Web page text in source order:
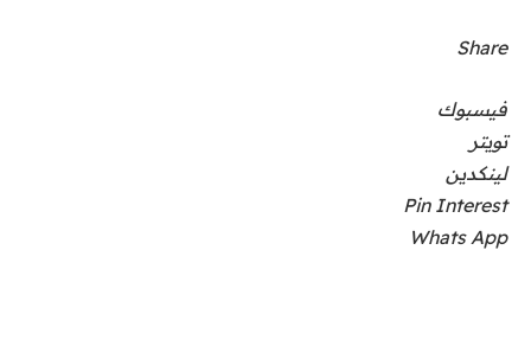
Share
فيسبوك
تويتر
لينكدين
Pin Interest
Whats App